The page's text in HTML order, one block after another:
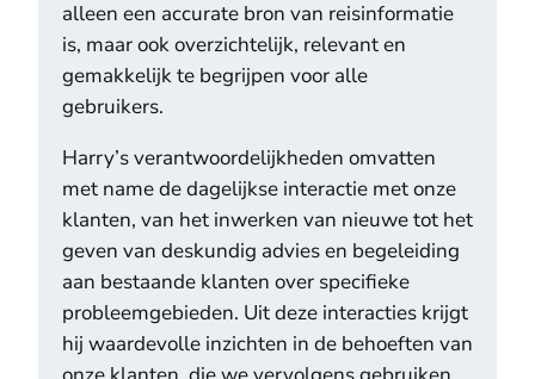
alleen een accurate bron van reisinformatie
is, maar ook overzichtelijk, relevant en
gemakkelijk te begrijpen voor alle
gebruikers.
Harry’s verantwoordelijkheden omvatten
met name de dagelijkse interactie met onze
klanten, van het inwerken van nieuwe tot het
geven van deskundig advies en begeleiding
aan bestaande klanten over specifieke
probleemgebieden. Uit deze interacties krijgt
hij waardevolle inzichten in de behoeften van